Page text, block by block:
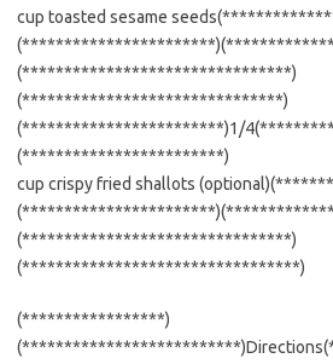
cup toasted sesame
(********************************)
(*******************************)
(************************)1/
(************************)
cup crispy fried shallots
(********************************)
(*********************************)
(*****************)